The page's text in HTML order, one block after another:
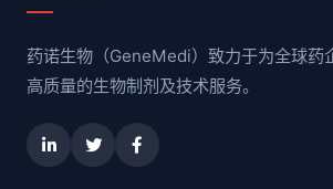
药诺生物（GeneMedi）致力于为全球药
高质量的生物制剂及技术服务。